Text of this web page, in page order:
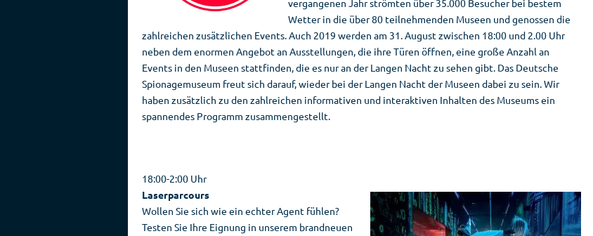
Reise­
veranstalter
vergangenen Jahr strömten über 35.000 Besucher bei bestem
Wetter in die über 80 teilnehmenden Museen und genossen die
zahlreichen zusätzlichen Events. Auch 2019 werden am 31. August zwischen 18:00 und 2.00 Uhr
neben dem enormen Angebot an Ausstellungen, die ihre Türen öffnen, eine große Anzahl an
Events in den Museen stattfinden, die es nur an der Langen Nacht zu sehen gibt. Das Deutsche
Spionagemuseum freut sich darauf, wieder bei der Langen Nacht der Museen dabei zu sein. Wir
haben zusätzlich zu den zahlreichen informativen und interaktiven Inhalten des Museums ein
spannendes Programm zusammengestellt.
18:00-2:00 Uhr
Laserparcours
Wollen Sie sich wie ein echter Agent fühlen?
Testen Sie Ihre Eignung in unserem brandneuen